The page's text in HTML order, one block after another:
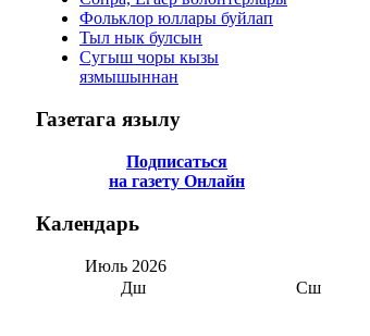
Фольклор юллары буйлап
Тыл нык булсын
Сугыш чоры кызы
язмышыннан
Газетага язылу
Подписаться
на газету Онлайн
Календарь
Июль 2026
Дш
Сш